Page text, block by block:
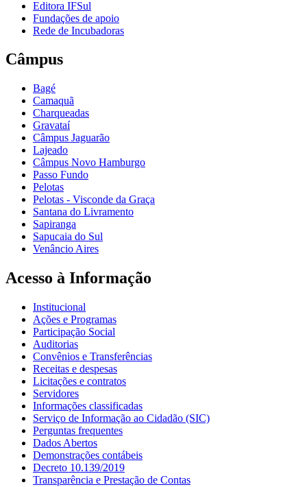
Editora IFSul
Fundações de apoio
Rede de Incubadoras
Câmpus
Bagé
Camaquã
Charqueadas
Gravataí
Câmpus Jaguarão
Lajeado
Câmpus Novo Hamburgo
Passo Fundo
Pelotas
Pelotas - Visconde da Graça
Santana do Livramento
Sapiranga
Sapucaia do Sul
Venâncio Aires
Acesso à Informação
Institucional
Ações e Programas
Participação Social
Auditorias
Convênios e Transferências
Receitas e despesas
Licitações e contratos
Servidores
Informações classificadas
Serviço de Informação ao Cidadão (SIC)
Perguntas frequentes
Dados Abertos
Demonstrações contábeis
Decreto 10.139/2019
Transparência e Prestação de Contas